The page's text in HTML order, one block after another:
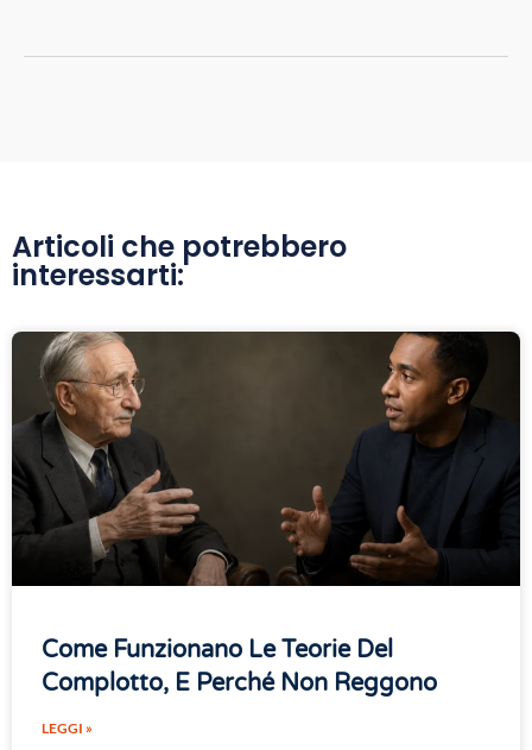
Articoli che potrebbero
interessarti:
Come Funzionano Le Teorie Del
Complotto, E Perché Non Reggono
LEGGI »